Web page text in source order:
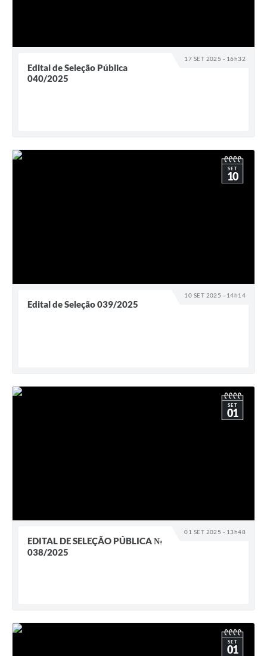
17 SET 2025 - 16h32
Edital de Seleção Pública
040/2025
10 SET 2025 - 14h14
SET
10
Edital de Seleção 039/2025
01 SET 2025 - 13h48
SET
01
EDITAL DE SELEÇÃO PÚBLICA №
038/2025
SET
01